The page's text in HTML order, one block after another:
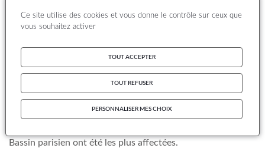
performances de PREV’AIR concernant la détection des
épisodes de pollution.
furent rares, l’été 2015 a connu de concentrations élevées
plus fréquentes pour de ce polluant secondaire formé à
partir des oxydes d’azote et des composés organiques
volatiles. Parmi la trentaine de journées relevées avec des
concentrations supérieures au seuil d’information et
recommandations, il y a eu 2 épisodes majeurs, le premier
entre le 30 juin et le 7 juillet et le second entre les 7 et 9
Bassin parisien ont été les plus affectées.
Ce site utilise des cookies et vous donne le contrôle sur ceux que
vous souhaitez activer
TOUT ACCEPTER
TOUT REFUSER
PERSONNALISER MES CHOIX